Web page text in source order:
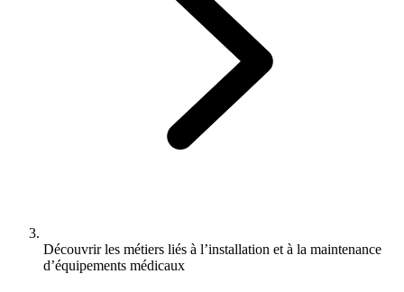
Découvrir les métiers liés à l’installation et à la maintenance
d’équipements médicaux